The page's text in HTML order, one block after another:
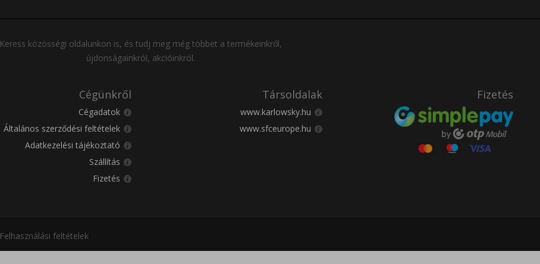
Keress közösségi oldalunkon is, és tudj meg még többet a termékeinkről,
újdonságainkról, akcióinkról.
Cégünkről
Cégadatok
Általános szerződési feltételek
Adatkezelési tájékoztató
Szállítás
Fizetés
Társoldalak
www.karlowsky.hu
www.sfceurope.hu
Fizetés
Felhasználási feltételek